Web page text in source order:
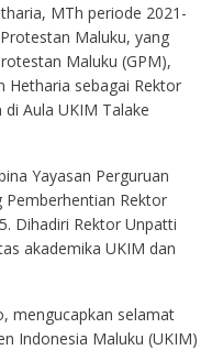
MTh periode 2021-
Maluku, yang
Maluku (GPM),
Hetharia sebagai Rektor
Aula UKIM Talake
Yayasan Perguruan
Pemberhentian Rektor
Dihadiri Rektor Unpatti
akademika UKIM dan
mengucapkan selamat
Indonesia Maluku (UKIM)